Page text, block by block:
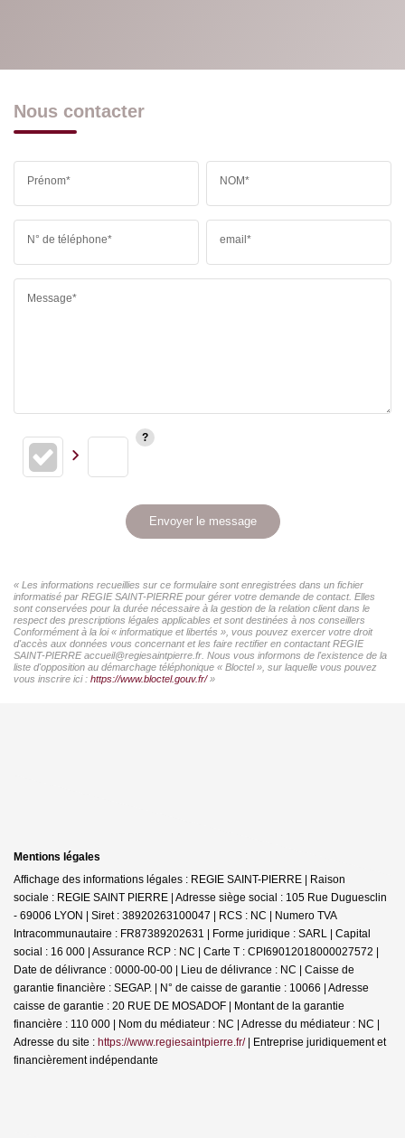
Nous contacter
Prénom* NOM*
N° de téléphone* email*
Message*
Envoyer le message
« Les informations recueillies sur ce formulaire sont enregistrées dans un fichier
informatisé par REGIE SAINT-PIERRE pour gérer votre demande de contact. Elles
sont conservées pour la durée nécessaire à la gestion de la relation client dans le
respect des prescriptions légales applicables et sont destinées à nos conseillers
Conformément à la loi « informatique et libertés », vous pouvez exercer votre droit
d'accès aux données vous concernant et les faire rectifier en contactant REGIE
SAINT-PIERRE accueil@regiesaintpierre.fr. Nous vous informons de l'existence de la
liste d'opposition au démarchage téléphonique « Bloctel », sur laquelle vous pouvez
vous inscrire ici : https://www.bloctel.gouv.fr/»
Mentions légales
Affichage des informations légales : REGIE SAINT-PIERRE | Raison
sociale : REGIE SAINT PIERRE | Adresse siège social : 105 Rue Duguesclin
- 69006 LYON | Siret : 38920263100047 | RCS : NC | Numero TVA
Intracommunautaire : FR87389202631 | Forme juridique : SARL | Capital
social : 16 000 | Assurance RCP : NC | Carte T : CPI69012018000027572 |
Date de délivrance : 0000-00-00 | Lieu de délivrance : NC | Caisse de
garantie financière : SEGAP. | N° de caisse de garantie : 10066 | Adresse
caisse de garantie : 20 RUE DE MOSADOF | Montant de la garantie
financière : 110 000 | Nom du médiateur : NC | Adresse du médiateur : NC |
Adresse du site : https://www.regiesaintpierre.fr/| Entreprise juridiquement et
financièrement indépendante